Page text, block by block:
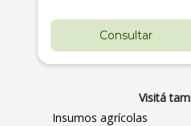
Consultar
Visitá
Insumos agrícolas